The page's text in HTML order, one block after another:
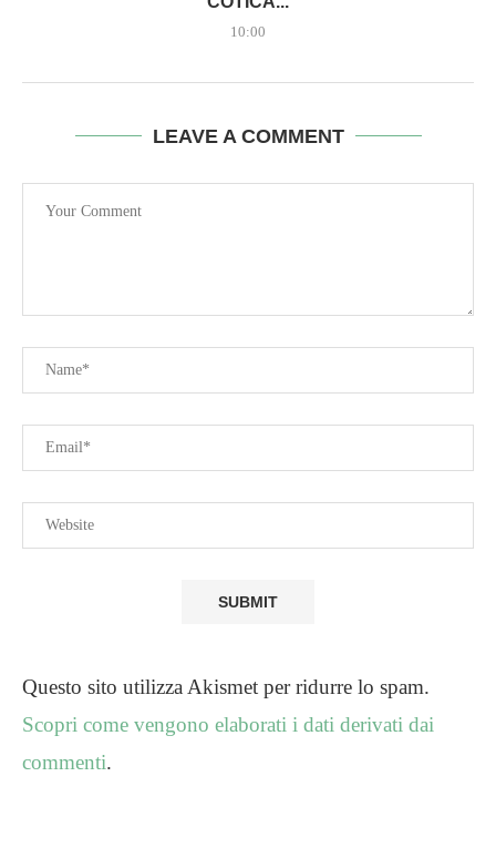
10:00
LEAVE A COMMENT
Questo sito utilizza Akismet per ridurre lo spam.
Scopri come vengono elaborati i dati derivati dai
commenti.